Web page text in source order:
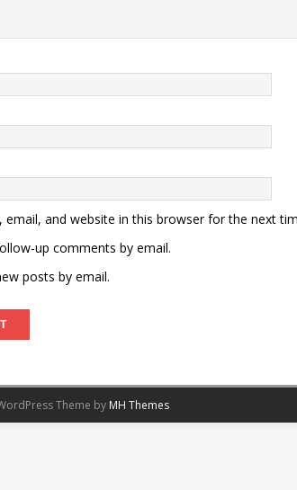
email, and website in this browser for the next
up comments by email.
posts by email.
Theme by MH Themes